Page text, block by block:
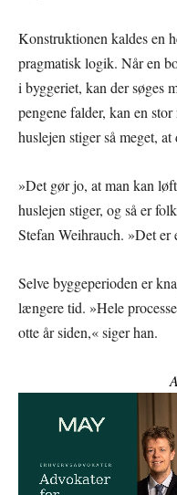
Konstruktionen kaldes en
pragmatisk logik. Når en
i byggeriet, kan der søges
pengene falder, kan en
huslejen stiger så meget,
»Det gør jo, at man kan
huslejen stiger, og så er
Stefan Weihrauch. »Det er
Selve byggeperioden er
længere tid. »Hele
otte år siden,« siger han.